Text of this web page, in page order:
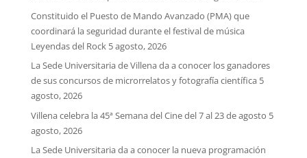
Constituido el Puesto de Mando Avanzado (PMA) que
coordinará la seguridad durante el festival de música
Leyendas del Rock 5 agosto, 2026
La Sede Universitaria de Villena da a conocer los ganadores
de sus concursos de microrrelatos y fotografía científica 5
agosto, 2026
Villena celebra la 45ª Semana del Cine del 7 al 23 de agosto 5
agosto, 2026
La Sede Universitaria da a conocer la nueva programación